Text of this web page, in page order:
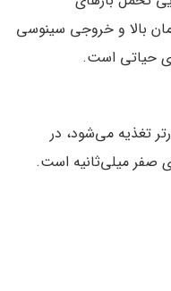
بالا و خروجی سینوسی
حیاتی است.
تغذیه می‌شود، در
صفر میلی‌ثانیه است.